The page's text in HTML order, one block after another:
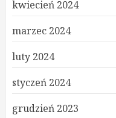
kwiecień 2024
marzec 2024
luty 2024
styczeń 2024
grudzień 2023